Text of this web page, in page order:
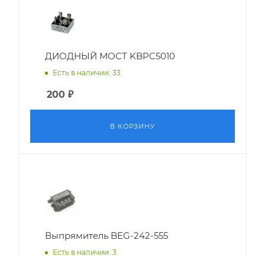
ДИОДНЫЙ МОСТ KBPC5010
Есть в наличии: 33
200 ₽
В КОРЗИНУ
Выпрямитель BEG-242-555
Есть в наличии: 3